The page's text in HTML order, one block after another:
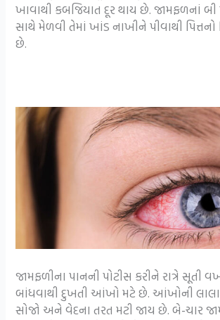
ખાવાથી કબજિયાત દૂર થાય છે. જામફળનાં બી
સાથે મેળવી તેમાં ખાંડ નાખીને પીવાથી પિત્તનો
છે.
જામફળીના પાનની પોટીસ કરીને રાત્રે
બાંધવાથી દુખતી આંખો મટે છે. આંખોની
સોજો અને વેદના તરત મટી જાય છે. બે-ચાર